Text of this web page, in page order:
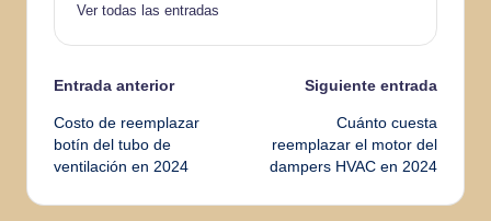
Ver todas las entradas
Navegación
de
entradas
Entrada anterior
Costo de reemplazar
botín del tubo de
ventilación en 2024
Siguiente entrada
Cuánto cuesta
reemplazar el motor del
dampers HVAC en 2024